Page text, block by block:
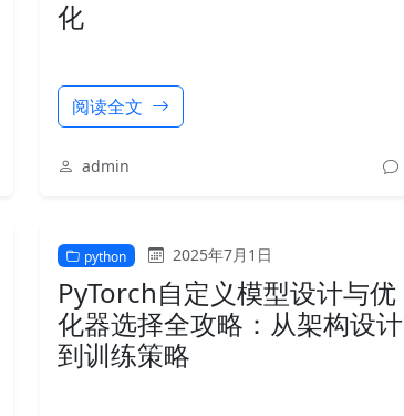
化
阅读全文
admin
python 2025年7月1日
PyTorch自定义模型设计与优
化器选择全攻略：从架构设计
到训练策略